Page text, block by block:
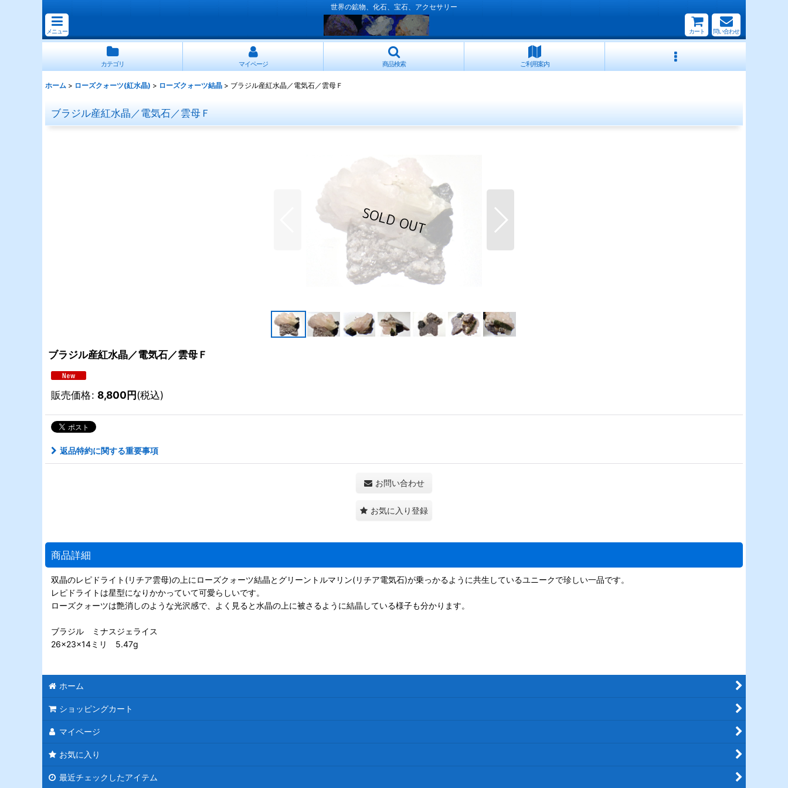
世界の鉱物、化石、宝石、アクセサリー
メニュー カート 問い合わせ
カテゴリ マイページ 商品検索 ご利用案内
ホーム > ローズクォーツ(紅水晶) > ローズクォーツ結晶 > ブラジル産紅水晶／電気石／雲母Ｆ
ブラジル産紅水晶／電気石／雲母Ｆ
ブラジル産紅水晶／電気石／雲母Ｆ
販売価格: 8,800円(税込)
返品特約に関する重要事項
お問い合わせ
お気に入り登録
商品詳細
双晶のレピドライト(リチア雲母)の上にローズクォーツ結晶とグリーントルマリン(リチア電気石)が乗っかるように共生しているユニークで珍しい一品です。
レピドライトは星型になりかかっていて可愛らしいです。
ローズクォーツは艶消しのような光沢感で、よく見ると水晶の上に被さるように結晶している様子も分かります。
ブラジル ミナスジェライス
26×23×14ミリ 5.47g
ホーム
ショッピングカート
マイページ
お気に入り
最近チェックしたアイテム